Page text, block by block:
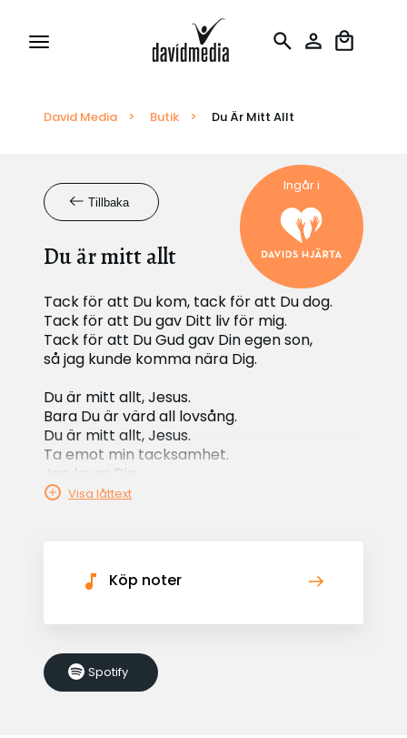
David Media > Butik > Du Är Mitt Allt
Tillbaka
Du är mitt allt
Ingår i
Tack för att Du kom, tack för att Du dog.
Tack för att Du gav Ditt liv för mig.
Tack för att Du Gud gav Din egen son,
så jag kunde komma nära Dig.
Du är mitt allt, Jesus.
Bara Du är värd all lovsång.
Du är mitt allt, Jesus.
Ta emot min tacksamhet.
Jag lovar Dig.
Visa låttext
Köp noter
Spotify
Tillstånd och Licenser
Översättningar